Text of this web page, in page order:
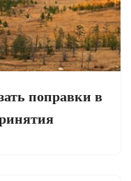
поправки в